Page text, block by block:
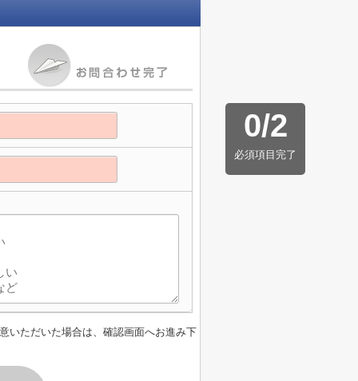
0/2
必須項目完了
いただいた場合は、確認画面へお進み下